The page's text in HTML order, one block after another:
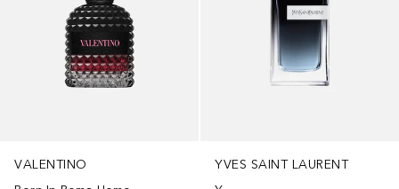
VALENTINO
YVES SAINT LAURENT